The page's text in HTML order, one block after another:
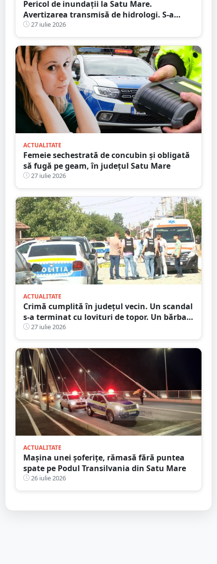
Pericol de inundații la Satu Mare.
Avertizarea transmisă de hidrologi. S-a
emis Cod galben
27 iulie 2026
ACTUALITATE
Femeie sechestrată de concubin și obligată
să fugă pe geam, în județul Satu Mare
27 iulie 2026
ACTUALITATE
Crimă cumplită în județul vecin. Un scandal
s-a terminat cu lovituri de topor. Un bărbat
a murit, trei au ajuns la spital
27 iulie 2026
ACTUALITATE
Mașina unei șoferițe, rămasă fără puntea
spate pe Podul Transilvania din Satu Mare
26 iulie 2026